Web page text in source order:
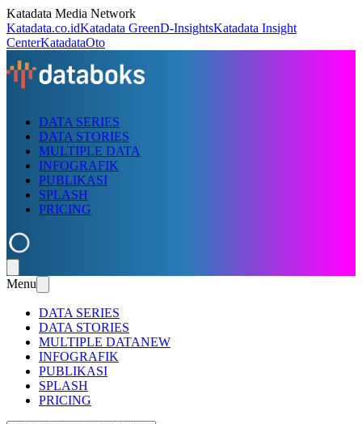
Katadata Media Network
Katadata.co.idKatadata GreenD-InsightsKatadata Insight
CenterKatadataOto
DATA SERIES
DATA STORIES
MULTIPLE DATA
INFOGRAFIK
PUBLIKASI
SPLASH
PRICING
Menu
DATA SERIES
DATA STORIES
MULTIPLE DATANEW
INFOGRAFIK
PUBLIKASI
SPLASH
PRICING